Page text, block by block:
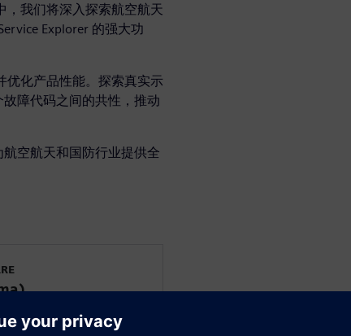
，我们将深入探索航空航天
Explorer 的强大功
优化产品性能。探索真实示
障代码之间的共性，推动
空航天和国防行业提供全